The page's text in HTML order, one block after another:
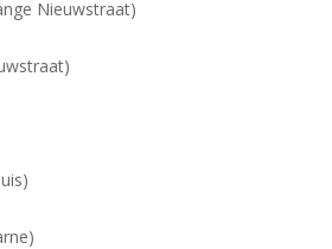
Nieuwstraat)